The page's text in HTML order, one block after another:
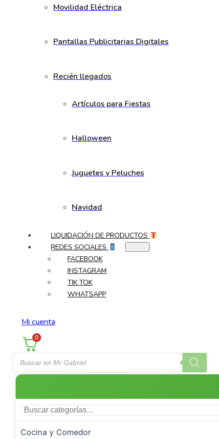
Movilidad Eléctrica
Pantallas Publicitarias Digitales
Recién llegados
Artículos para Fiestas
Halloween
Juguetes y Peluches
Navidad
LIQUIDACIÓN DE PRODUCTOS
REDES SOCIALES
FACEBOOK
INSTAGRAM
TIK TOK
WHATSAPP
Mi cuenta
0
Búsqueda
de
productos
Cocina y Comedor